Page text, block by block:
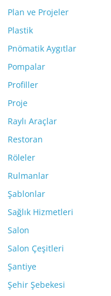
Plan ve Projeler
Plastik
Pnömatik Aygıtlar
Pompalar
Profiller
Proje
Raylı Araçlar
Restoran
Röleler
Rulmanlar
Şablonlar
Sağlık Hizmetleri
Salon
Salon Çeşitleri
Şantiye
Şehir Şebekesi